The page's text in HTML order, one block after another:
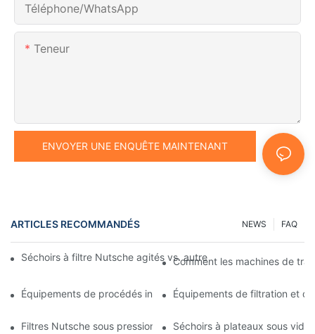
Téléphone/WhatsApp
Teneur
ENVOYER UNE ENQUÊTE MAINTENANT
ARTICLES RECOMMANDÉS FAQ
NEWS
Séchoirs à filtre Nutsche agités vs. autres méthodes de
Comment les machines de
Équipements de procédés industriels : des innovations qui
Équipements de filtration et
Filtres Nutsche sous pression : Applications dans les industries
Séchoirs à plateaux sous